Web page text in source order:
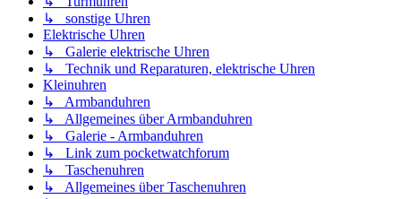
↳ sonstige Uhren
Elektrische Uhren
↳ Galerie elektrische Uhren
↳ Technik und Reparaturen, elektrische Uhren
Kleinuhren
↳ Armbanduhren
↳ Allgemeines über Armbanduhren
↳ Galerie - Armbanduhren
↳ Link zum pocketwatchforum
↳ Taschenuhren
↳ Allgemeines über Taschenuhren